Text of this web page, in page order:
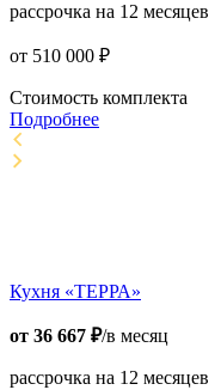
рассрочка на 12 месяцев
от 510 000 ₽
Стоимость комплекта
Подробнее
Кухня «ТЕРРА»
от 36 667 ₽/в месяц
рассрочка на 12 месяцев